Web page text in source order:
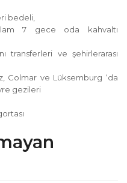
bedeli,
7 gece oda kahvaltı
transferleri ve şehirlerarası
Colmar ve Lüksemburg ‘da
gezileri